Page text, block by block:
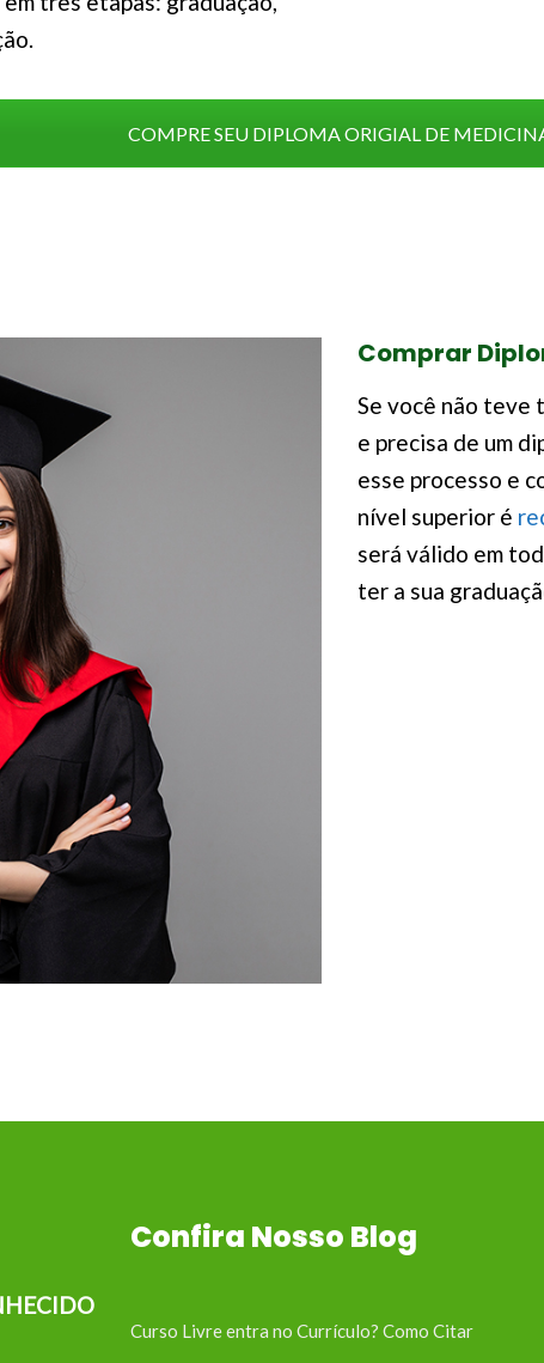
COMPRE SEU DIPLOMA ORIGIAL DE
Comprar
Se você não teve
e precisa de um
esse processo e
nível superior é
será válido em
ter a sua
Confira Nosso Blog
Curso Livre entra no Currículo? Como Citar